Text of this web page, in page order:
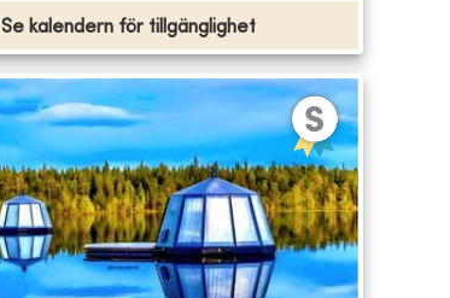
Se kalendern för tillgänglighet